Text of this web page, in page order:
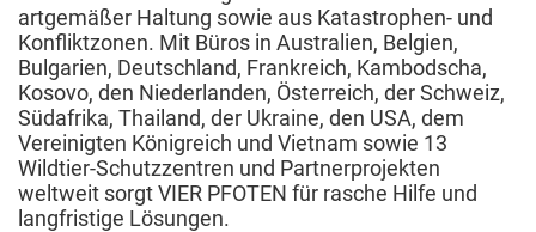
artgemäßer Haltung sowie aus Katastrophen- und
Konfliktzonen. Mit Büros in Australien, Belgien,
Bulgarien, Deutschland, Frankreich, Kambodscha,
Kosovo, den Niederlanden, Österreich, der Schweiz,
Südafrika, Thailand, der Ukraine, den USA, dem
Vereinigten Königreich und Vietnam sowie 13
Wildtier-Schutzzentren und Partnerprojekten
weltweit sorgt VIER PFOTEN für rasche Hilfe und
langfristige Lösungen.